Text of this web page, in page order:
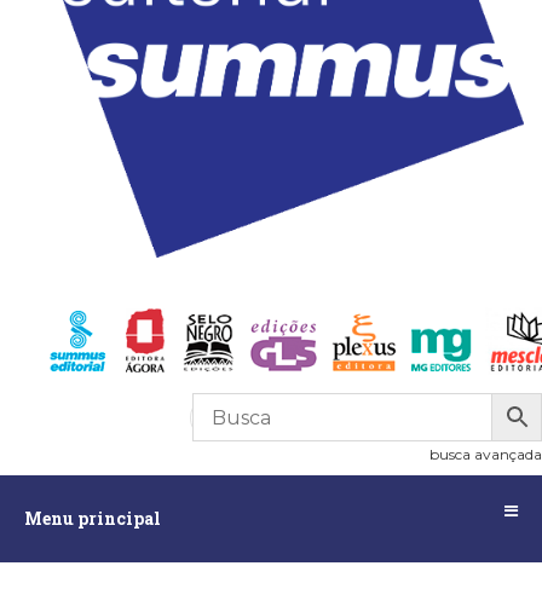
R$0,00
busca avançada
Menu principal
principalAssuntos